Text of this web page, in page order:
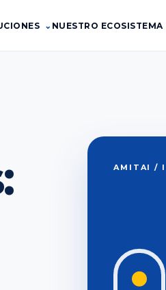
NUESTRO ECOSISTEMA
AMITAI /